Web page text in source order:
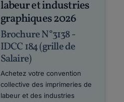
labeur et industries
graphiques 2026
Brochure N°3138 -
IDCC 184 (grille de
Salaire)
Achetez votre convention
collective des imprimeries de
labeur et des industries